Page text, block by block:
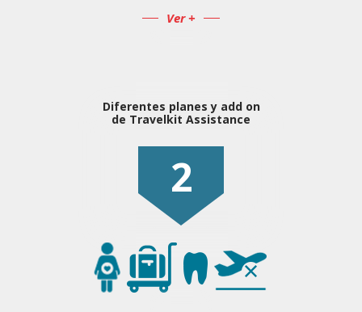
Ver +
Diferentes planes y add on
de Travelkit Assistance
2